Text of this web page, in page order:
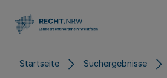
Startseite Suchergebnisse